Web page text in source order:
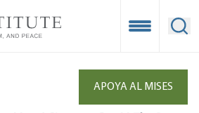
Open
APOYA AL MISES